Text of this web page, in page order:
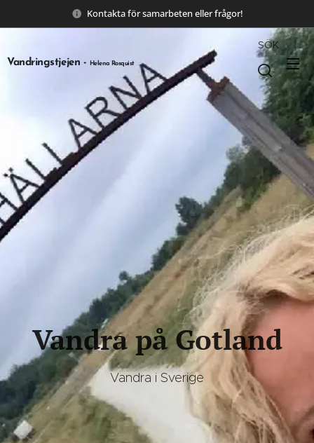
Kontakta för samarbeten eller frågor!
Vandringstjejen - Helena Rosquist
SÖK
Vandra på Gotland
Vandra i Sverige